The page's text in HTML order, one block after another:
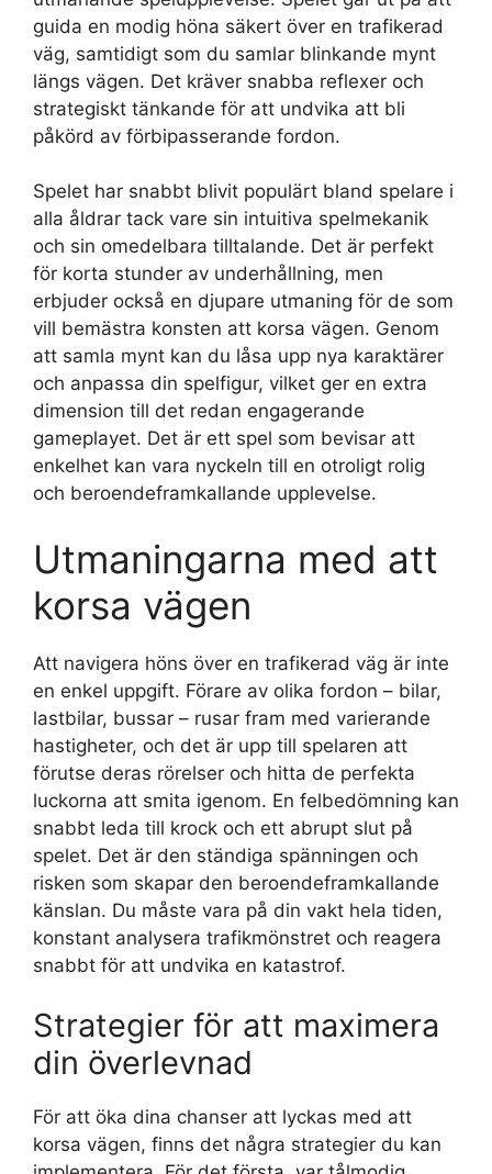
guida en modig höna säkert över en trafikerad
väg, samtidigt som du samlar blinkande mynt
längs vägen. Det kräver snabba reflexer och
strategiskt tänkande för att undvika att bli
påkörd av förbipasserande fordon.
Spelet har snabbt blivit populärt bland spelare i
alla åldrar tack vare sin intuitiva spelmekanik
och sin omedelbara tilltalande. Det är perfekt
för korta stunder av underhållning, men
erbjuder också en djupare utmaning för de som
vill bemästra konsten att korsa vägen. Genom
att samla mynt kan du låsa upp nya karaktärer
och anpassa din spelfigur, vilket ger en extra
dimension till det redan engagerande
gameplayet. Det är ett spel som bevisar att
enkelhet kan vara nyckeln till en otroligt rolig
och beroendeframkallande upplevelse.
Utmaningarna med att
korsa vägen
Att navigera höns över en trafikerad väg är inte
en enkel uppgift. Förare av olika fordon – bilar,
lastbilar, bussar – rusar fram med varierande
hastigheter, och det är upp till spelaren att
förutse deras rörelser och hitta de perfekta
luckorna att smita igenom. En felbedömning kan
snabbt leda till krock och ett abrupt slut på
spelet. Det är den ständiga spänningen och
risken som skapar den beroendeframkallande
känslan. Du måste vara på din vakt hela tiden,
konstant analysera trafikmönstret och reagera
snabbt för att undvika en katastrof.
Strategier för att maximera
din överlevnad
För att öka dina chanser att lyckas med att
korsa vägen, finns det några strategier du kan